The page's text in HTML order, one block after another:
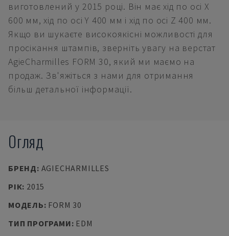
виготовлений у 2015 році. Він має хід по осі X
600 мм, хід по осі Y 400 мм і хід по осі Z 400 мм.
Якщо ви шукаєте високоякісні можливості для
просікання штампів, зверніть увагу на верстат
AgieCharmilles FORM 30, який ми маємо на
продаж. Зв'яжіться з нами для отримання
більш детальної інформації.
Огляд
БРЕНД: AGIECHARMILLES
РІК: 2015
МОДЕЛЬ: FORM 30
ТИП ПРОГРАМИ: EDM